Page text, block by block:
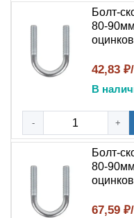
Болт-
80-
42,83
В
- +
Болт-
80-
67,59